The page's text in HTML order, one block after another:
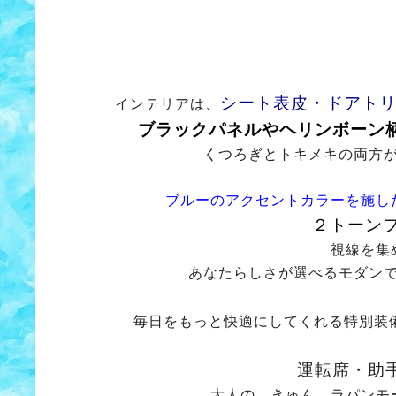
インテリアは、
シート表皮・ドアト
ブラックパネルやヘリンボーン
くつろぎとトキメキの両方
ブルーのアクセントカラーを施
２トーン
視線を集
あなたらしさが選べるモダン
毎日をもっと快適にしてくれる特別装
運転席・助